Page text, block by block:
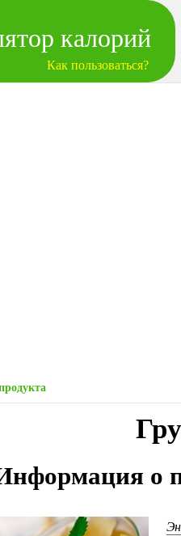
калорий
Как пользоваться?
о